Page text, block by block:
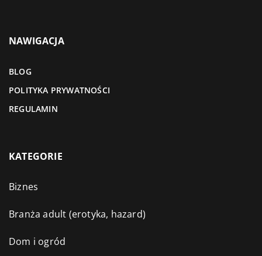
NAWIGACJA
BLOG
POLITYKA PRYWATNOŚCI
REGULAMIN
KATEGORIE
Biznes
Branża adult (erotyka, hazard)
Dom i ogród